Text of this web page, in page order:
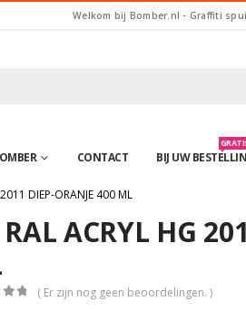
Welkom bij Bomber.nl - Graffiti
CONTACT BIJ UW
DIEP-ORANJE 400 ML
RAL ACRYL HG
( Er zijn nog geen beoordelingen. )